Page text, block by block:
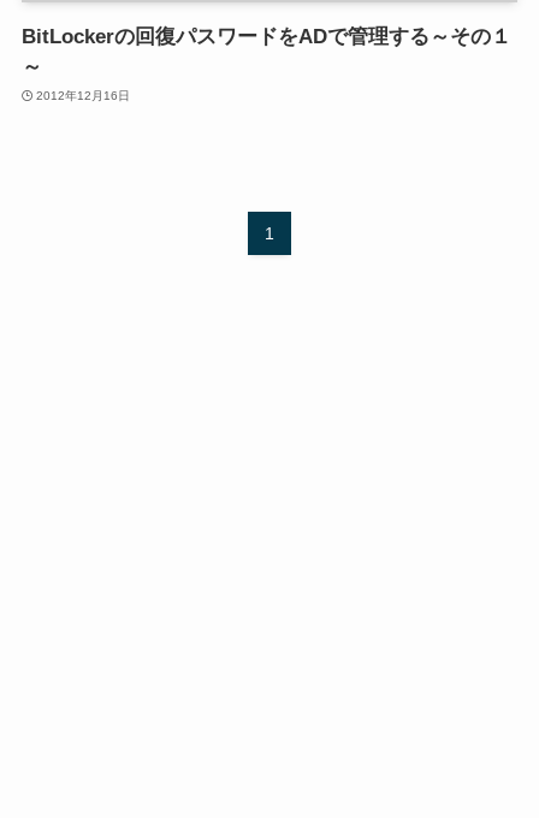
BitLockerの回復パスワードをADで管理する～その１
～
2012年12月16日
1